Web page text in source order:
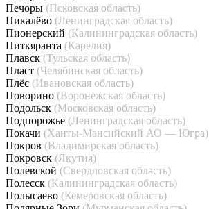
Печоры (Псковская область)
Пикалёво (Ленинградская область)
Пионерский (Калининградская область)
Питкяранта (Карелия)
Плавск (Тульская область)
Пласт (Челябинская область)
Плёс (Ивановская область)
Поворино (Воронежская область)
Подольск (Московская область)
Подпорожье (Ленинградская область)
Покачи (Ханты-Мансийский АО — Югра)
Покров (Владимирская область)
Покровск (Якутия)
Полевской (Свердловская область)
Полесск (Калининградская область)
Полысаево (Кемеровская область)